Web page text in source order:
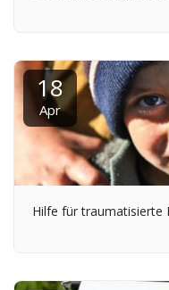
18
Apr
Hilfe für traumatisierte